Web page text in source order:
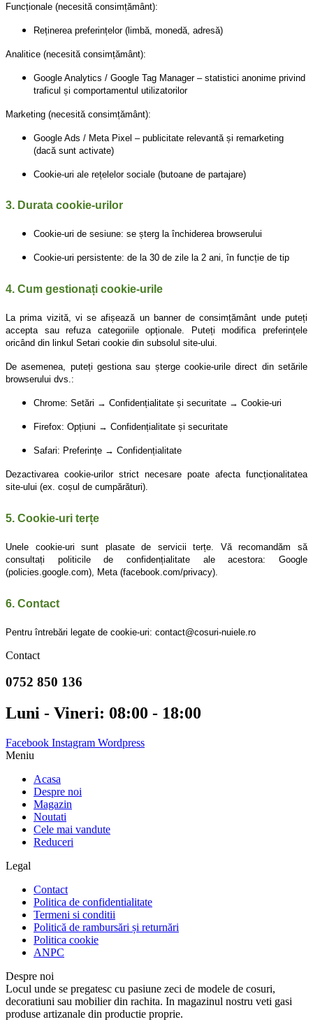
Funcționale (necesită consimțământ):
Reținerea preferințelor (limbă, monedă, adresă)
Analitice (necesită consimțământ):
Google Analytics / Google Tag Manager – statistici anonime privind
traficul și comportamentul utilizatorilor
Marketing (necesită consimțământ):
Google Ads / Meta Pixel – publicitate relevantă și remarketing
(dacă sunt activate)
Cookie-uri ale rețelelor sociale (butoane de partajare)
3. Durata cookie-urilor
Cookie-uri de sesiune: se șterg la închiderea browserului
Cookie-uri persistente: de la 30 de zile la 2 ani, în funcție de tip
4. Cum gestionați cookie-urile
La prima vizită, vi se afișează un banner de consimțământ unde puteți
accepta sau refuza categoriile opționale. Puteți modifica preferințele
oricând din linkul Setari cookie din subsolul site-ului.
De asemenea, puteți gestiona sau șterge cookie-urile direct din setările
browserului dvs.:
Chrome: Setări → Confidențialitate și securitate → Cookie-uri
Firefox: Opțiuni → Confidențialitate și securitate
Safari: Preferințe → Confidențialitate
Dezactivarea cookie-urilor strict necesare poate afecta funcționalitatea
site-ului (ex. coșul de cumpărături).
5. Cookie-uri terțe
Unele cookie-uri sunt plasate de servicii terțe. Vă recomandăm să
consultați politicile de confidențialitate ale acestora: Google
(policies.google.com), Meta (facebook.com/privacy).
6. Contact
Pentru întrebări legate de cookie-uri: contact@cosuri-nuiele.ro
Contact
0752 850 136
Luni - Vineri: 08:00 - 18:00
Facebook Instagram Wordpress
Meniu
Acasa
Despre noi
Magazin
Noutati
Cele mai vandute
Reduceri
Legal
Contact
Politica de confidentialitate
Termeni si conditii
Politică de rambursări și returnări
Politica cookie
ANPC
Despre noi
Locul unde se pregatesc cu pasiune zeci de modele de cosuri,
decoratiuni sau mobilier din rachita. In magazinul nostru veti gasi
produse artizanale din productie proprie.